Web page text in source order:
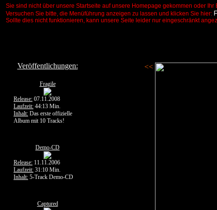
Sie sind nicht über unsere Startseite auf unsere Homepage gekommen oder
Versuchen Sie bitte, die Menüführung anzeigen zu lassen und klicken Sie hier:
Sollte dies nicht funktionieren, kann unsere Seite leider nur eingeschränkt
Veröffentlichungen:
Fragile
Release: 07.11.2008
Laufzeit: 44:13 Min.
Inhalt: Das erste offizielle
Album mit 10 Tracks!
Demo-CD
Release: 11.11.2006
Laufzeit: 31:10 Min.
Inhalt: 5-Track Demo-CD
Captured
<<